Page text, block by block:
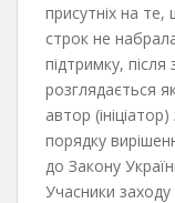
присутніх на
строк не набрала
підтримку,
розглядається
автор
порядку
до Закону
Учасники